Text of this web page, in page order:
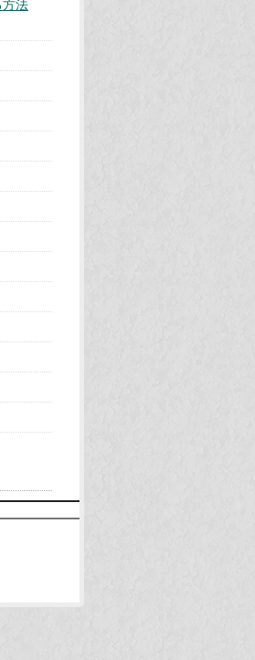
方法